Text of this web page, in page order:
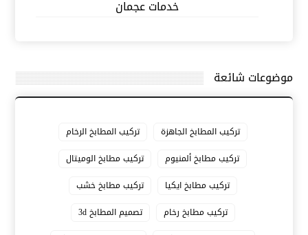
خدمات عجمان
موضوعات شائعة
تركيب المطابخ الجاهزة
تركيب المطابخ الرخام
تركيب مطابخ ألمنيوم
تركيب مطابخ الوميتال
تركيب مطابخ ايكيا
تركيب مطابخ خشب
تركيب مطابخ رخام
تصميم المطابخ 3d